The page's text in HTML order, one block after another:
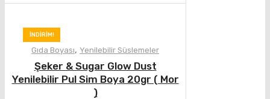
İNDIRIM!
Gıda Boyası, Yenilebilir Süslemeler
Şeker & Sugar Glow Dust
Yenilebilir Pul Sim Boya 20gr ( Mor
)